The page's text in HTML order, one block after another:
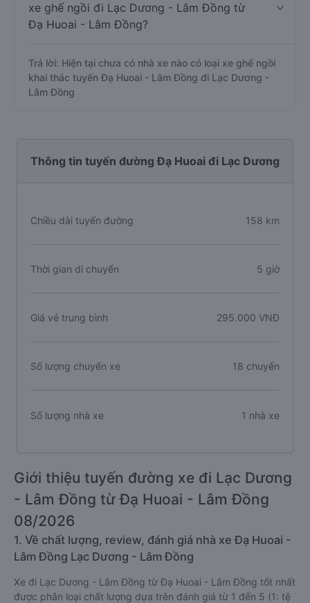
xe ghế ngồi đi Lạc Dương - Lâm Đồng từ
Đạ Huoai - Lâm Đồng?
Trả lời: Hiện tại chưa có nhà xe nào có loại xe ghế ngồi
khai thác tuyến Đạ Huoai - Lâm Đồng đi Lạc Dương -
Lâm Đồng
Thông tin tuyến đường Đạ Huoai đi Lạc Dương
Chiều dài tuyến đường 158 km
Thời gian di chuyển 5 giờ
Giá vé trung bình 295.000 VNĐ
Số lượng chuyến xe 18 chuyến
Số lượng nhà xe 1 nhà xe
Giới thiệu tuyến đường xe đi Lạc Dương
- Lâm Đồng từ Đạ Huoai - Lâm Đồng
08/2026
1. Về chất lượng, review, đánh giá nhà xe Đạ Huoai -
Lâm Đồng Lạc Dương - Lâm Đồng
Xe đi Lạc Dương - Lâm Đồng từ Đạ Huoai - Lâm Đồng tốt nhất
được phân loại chất lượng dựa trên đánh giá từ 1 đến 5 (1: tệ